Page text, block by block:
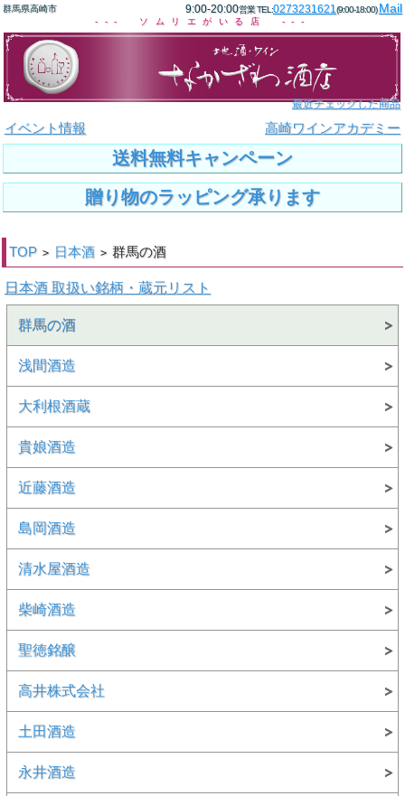
群馬県高崎市 9:00-20:00営業 TEL:0273231621(9:00-18:00)Mail
--- ソムリエがいる店 ---
最近チェックした商品
イベント情報 高崎ワインアカデミー
送料無料キャンペーン
贈り物のラッピング承ります
TOP > 日本酒 > 群馬の酒
日本酒 取扱い銘柄・蔵元リスト
群馬の酒
浅間酒造
大利根酒蔵
貴娘酒造
近藤酒造
島岡酒造
清水屋酒造
柴崎酒造
聖徳銘醸
高井株式会社
土田酒造
永井酒造